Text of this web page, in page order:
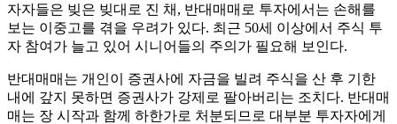
자자들은 빚은 빚대로 진 채, 반대매매로 투자에서는 손해를
보는 이중고를 겪을 우려가 있다. 최근 50세 이상에서 주식 투
자 참여가 늘고 있어 시니어들의 주의가 필요해 보인다.
반대매매는 개인이 증권사에 자금을 빌려 주식을 산 후 기한
내에 갚지 못하면 증권사가 강제로 팔아버리는 조치다. 반대매
매는 장 시작과 함께 하한가로 처분되므로 대부분 투자자에게